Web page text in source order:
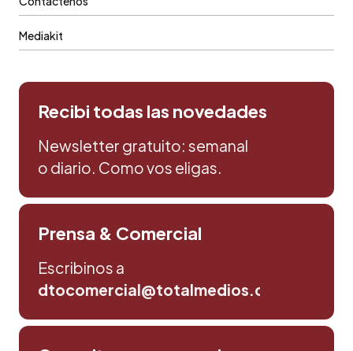
Mediakit
Recibi todas las novedades
Newsletter gratuito: semanal
o diario. Como vos eligas.
Prensa & Comercial
Escribinos a
dtocomercial@totalmedios.com